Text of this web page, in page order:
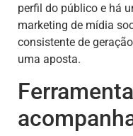
perfil do público e há
marketing de mídia
consistente de
uma aposta.